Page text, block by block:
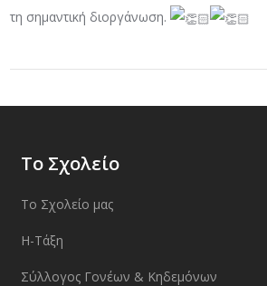
τη σημαντική διοργάνωση.
Το Σχολείο
Το Σχολείο μας
Η-Τάξη
Σύλλογος Γονέων & Κηδεμόνων